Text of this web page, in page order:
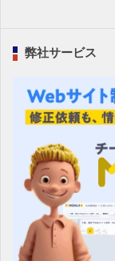
弊社サービス